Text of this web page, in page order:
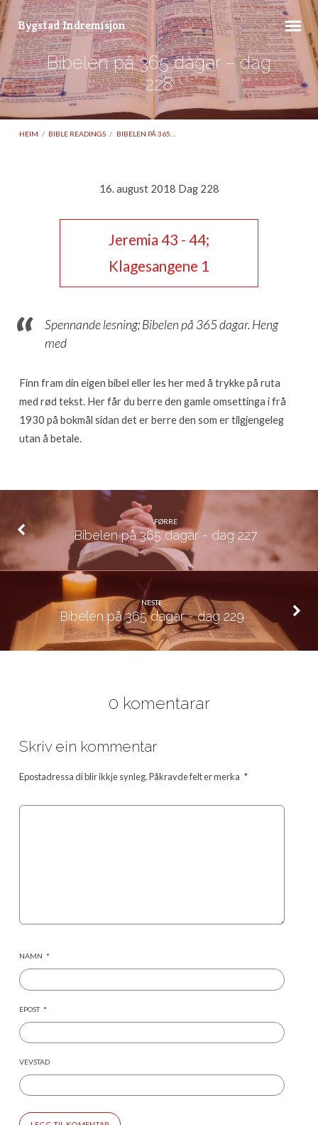
Bygstad Indremisjon
Bibelen på 365 dagar – dag
228
HEIM / BIBLE READINGS / BIBELEN PÅ 365…
228
16. august 2018 Dag 228
Jeremia 43 - 44;
Klagesangene 1
Spennande lesning; Bibelen på 365 dagar. Heng
med
Finn fram din eigen bibel eller les her med å trykke på ruta
med rød tekst. Her får du berre den gamle omsettinga i frå
1930 på bokmål sidan det er berre den som er tilgjengeleg
utan å betale.
FØRRE
Bibelen på 365 dagar - dag 227
NESTE
Bibelen på 365 dagar - dag 229
0 komentarar
Skriv ein kommentar
Epostadressa di blir ikkje synleg.Påkravde felt er merka *
NAMN *
EPOST *
VEVSTAD